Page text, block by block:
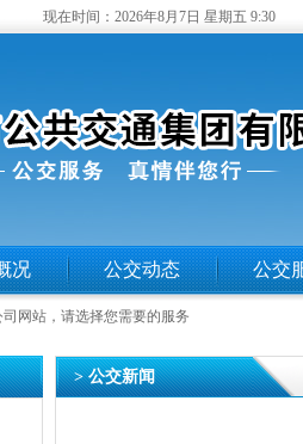
现在时间： 2026年8月7日 星期五 9:30
况 公交动态 公交
网站，请选择您需要的服务
> 公交新闻